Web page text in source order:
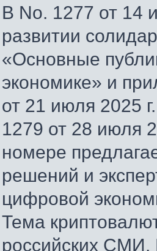
В No. 1277 от 14
развитии
«Основные
экономике» и
от 21 июля 2025
1279 от 28 июля
номере
решений и
цифровой
Тема
российских СМИ.